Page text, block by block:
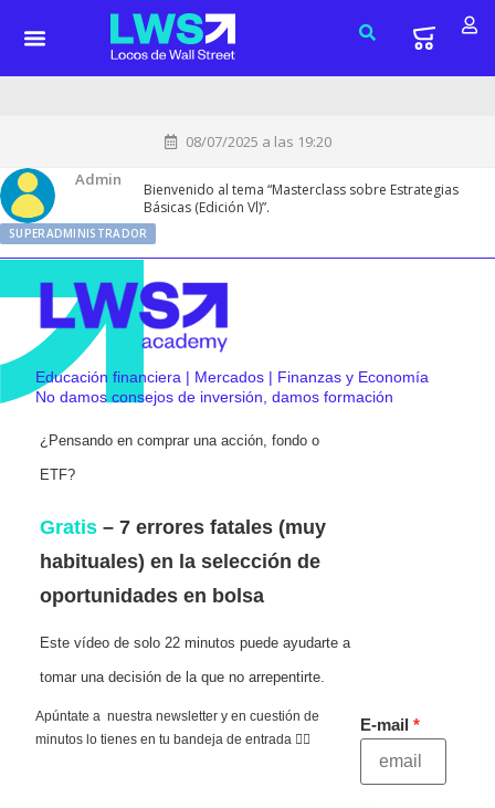
08/07/2025 a las 19:20
Admin
SUPERADMINISTRADOR
Bienvenido al tema “Masterclass sobre Estrategias
Básicas (Edición Vl)”.
Educación financiera | Mercados | Finanzas y Economía
No damos consejos de inversión, damos formación
¿Pensando en comprar una acción, fondo o
ETF?
Gratis – 7 errores fatales (muy
habituales) en la selección de
oportunidades en bolsa
Este vídeo de solo 22 minutos puede ayudarte a
tomar una decisión de la que no arrepentirte.
Apúntate a nuestra newsletter y en cuestión de
minutos lo tienes en tu bandeja de entrada 👇🏻
E-mail